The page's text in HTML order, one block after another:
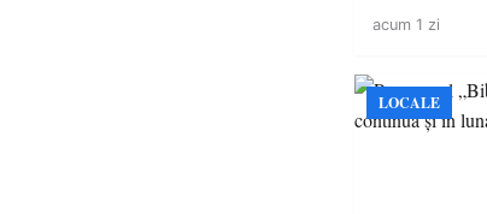
acum 1 zi
LOCALE